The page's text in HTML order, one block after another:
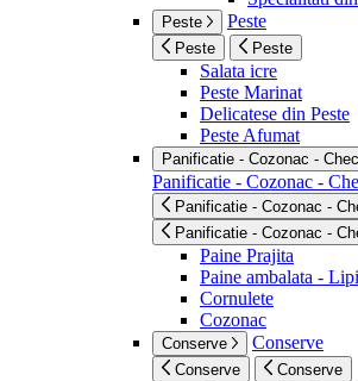
Peste Peste
Peste Peste
Salata icre
Peste Marinat
Delicatese din Peste
Peste Afumat
Panificatie - Cozonac -
Panificatie - Cozonac -
Panificatie - Cozonac -
Panificatie - Cozonac -
Paine Prajita
Paine ambalata -
Cornulete
Cozonac
Conserve Conserve
Conserve Conserve